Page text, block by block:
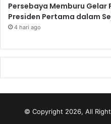
Persebaya Memburu Gelar
Presiden Pertama dalam
4 hari ago
© Copyright 2026, All